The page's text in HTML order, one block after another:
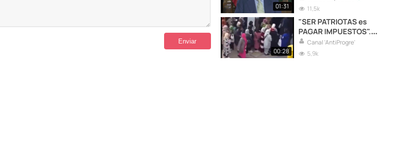
01:31
11,5k
00:28
"SER PATRIOTAS es
PAGAR IMPUESTOS".
PARA MANTENER A LOS
QUE NOS ESTÁN
Canal 'AntiProgre'
5,9k